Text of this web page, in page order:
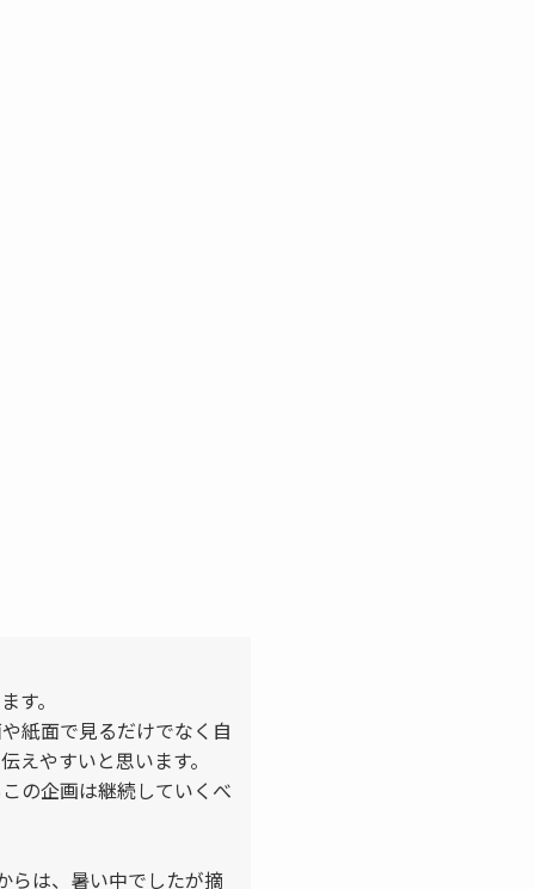
す。
紙面で見るだけでなく自
やすいと思います。
の企画は継続していくべ
らは、暑い中でしたが摘